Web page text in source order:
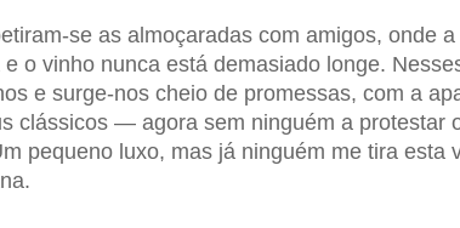
se as almoçaradas com amigos, onde
o vinho nunca está demasiado longe.
e surge-nos cheio de promessas, com a
clássicos — agora sem ninguém a protestar
pequeno luxo, mas já ninguém me tira esta